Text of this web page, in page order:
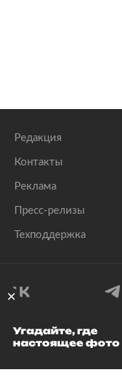
Редакция
Контакты
Реклама
Пресс-релизы
Техподдержка
©
Угадайте, где
настоящее фото